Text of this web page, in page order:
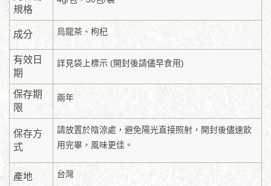
規格
成分 烏龍茶、枸杞
有效日
期
詳見袋上標示 (開封後請儘早食用)
保存期
限
兩年
保存方
式
請放置於陰涼處，避免陽光直接照射，開封後儘速飲
用完畢，風味更佳。
產地 台灣